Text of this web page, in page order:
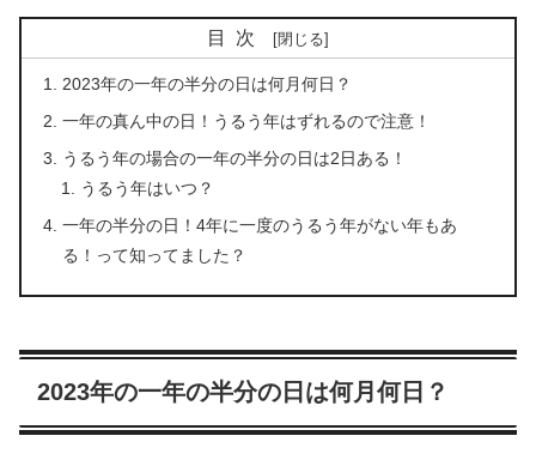
目次
2023年の一年の半分の日は何月何日？
一年の真ん中の日！うるう年はずれるので注意！
うるう年の場合の一年の半分の日は2日ある！
うるう年はいつ？
一年の半分の日！4年に一度のうるう年がない年もあ
る！って知ってました？
2023年の一年の半分の日は何月何日？